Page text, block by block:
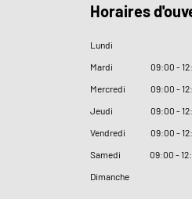
Horaires
Lundi
Mardi
09:00 - 12:
Mercredi
09:00 - 12:
Jeudi
09:00 - 12:
Vendredi
09:00 - 12:
Samedi
09:00 - 12:
Dimanche